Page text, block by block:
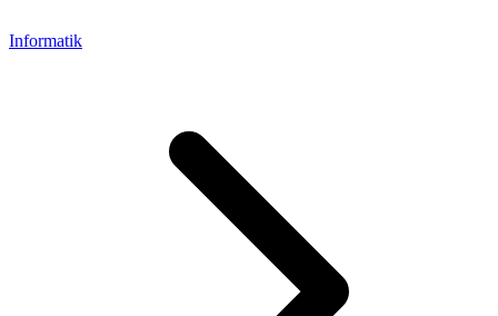
Informatik